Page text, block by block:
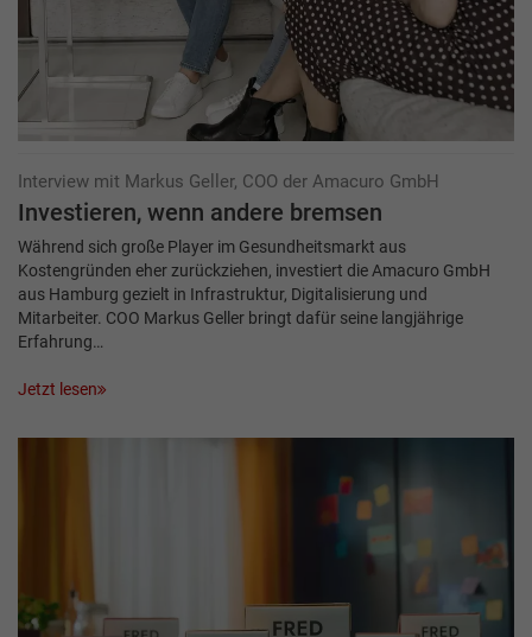
Interview mit Markus Geller, COO der Amacuro GmbH
Investieren, wenn andere bremsen
Während sich große Player im Gesundheitsmarkt aus
Kostengründen eher zurückziehen, investiert die Amacuro GmbH
aus Hamburg gezielt in Infrastruktur, Digitalisierung und
Mitarbeiter. COO Markus Geller bringt dafür seine langjährige
Erfahrung…
Jetzt lesen